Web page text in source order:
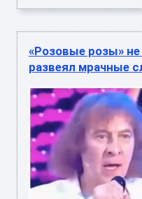
«Розовые розы»
развеял мрачные